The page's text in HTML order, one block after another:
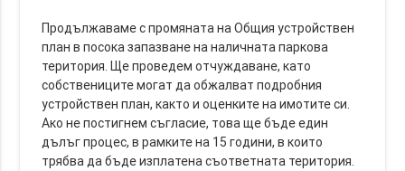
Продължаваме с промяната на Общия устройствен
план в посока запазване на наличната паркова
територия. Ще проведем отчуждаване, като
собствениците могат да обжалват подробния
устройствен план, както и оценките на имотите си.
Ако не постигнем съгласие, това ще бъде един
дълъг процес, в рамките на 15 години, в които
трябва да бъде изплатена съответната територия.